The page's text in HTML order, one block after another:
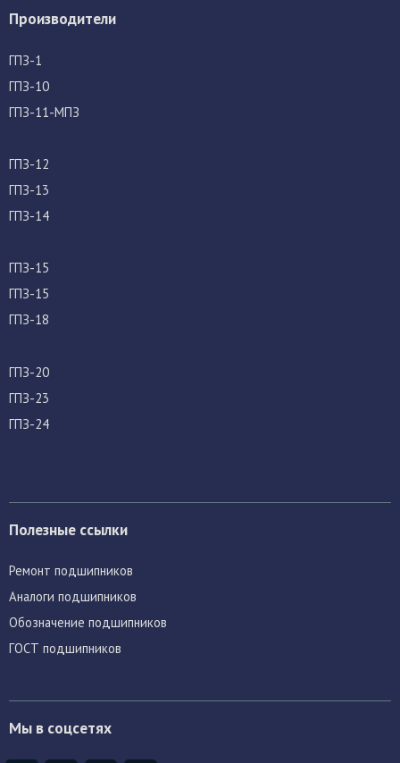
Производители
ГПЗ-1
ГПЗ-10
ГПЗ-11-МПЗ
ГПЗ-12
ГПЗ-13
ГПЗ-14
ГПЗ-15
ГПЗ-15
ГПЗ-18
ГПЗ-20
ГПЗ-23
ГПЗ-24
Полезные ссылки
Ремонт подшипников
Аналоги подшипников
Обозначение подшипников
ГОСТ подшипников
Мы в соцсетях